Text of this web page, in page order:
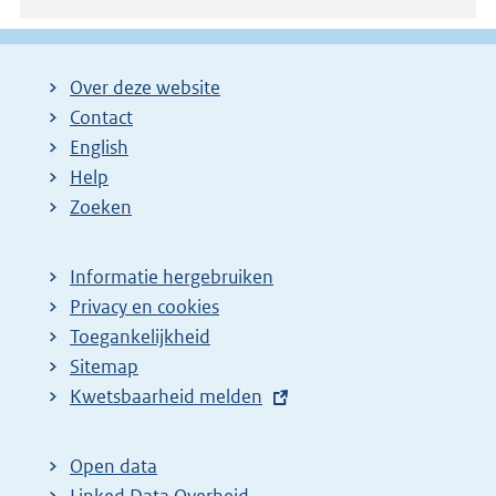
Over deze website
Contact
English
Help
Zoeken
Informatie hergebruiken
Privacy en cookies
Toegankelijkheid
Sitemap
E
t
e
Kwetsbaarheid melden
Open data